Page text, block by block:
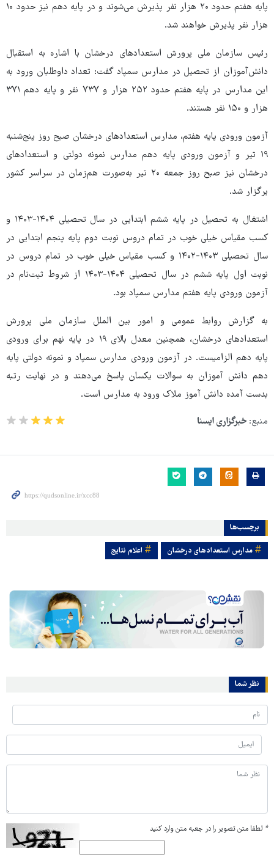
پایه هفتم حدود ۲۰ هزار نفر پذیرش می‌شوند و در پایه دهم نیز حدود ۱۰
هزار نفر پذیرش خواهند شد.
رئیس سازمان ملی پرورش استعدادهای درخشان با اشاره به استقبال
دانش‌آموزان از تحصیل در مدارس سمپاد گفت: تعداد داوطلبان ورود به
این مدارس در پایه هفتم حدود ۲۵۲ هزار و ۷۳۷ نفر و پایه دهم ۳۷۱
هزار و ۱۵۰ نفر هستند.
آزمون ورودی پایه هفتم، مدارس استعدادهای درخشان صبح روز پنج‌شنبه
۱۹ تیر و آزمون ورودی پایه دهم مدارس نمونه دولتی و استعدادهای
درخشان نیز صبح روز جمعه ۲۰ تیر به‌صورت هم‌زمان در سراسر کشور
برگزار شد.
اشتغال به تحصیل در پایه ششم ابتدایی در سال تحصیلی ۱۴۰۴-۱۴۰۳ و
کسب مقیاس خیلی خوب در تمام دروس نوبت دوم پایه پنجم ابتدایی در
سال تحصیلی ۱۴۰۳-۱۴۰۲ و کسب مقیاس خیلی خوب در تمام دروس در
نوبت اول پایه ششم در سال تحصیلی ۱۴۰۴-۱۴۰۳ از شروط ثبت‌نام در
آزمون ورودی پایه هفتم مدارس سمپاد بود.
به گزارش روابط عمومی و امور بین الملل سازمان ملی پرورش
استعدادهای درخشان، همچنین معدل بالای ۱۹ در پایه نهم برای ورودی
پایه دهم الزامیست. در آزمون ورودی مدارس سمپاد و نمونه دولتی پایه
دهم دانش آموزان به سوالات یکسان پاسخ می‌دهند و در نهایت رتبه
بدست آمده دانش آموز ملاک ورود به مدارس است.
منبع: خبرگزاری ایسنا
برچسب‌ها
مدارس استعدادهای درخشان اعلام نتایج
نظر شما
* لطفا متن تصویر را در جعبه متن وارد کنید